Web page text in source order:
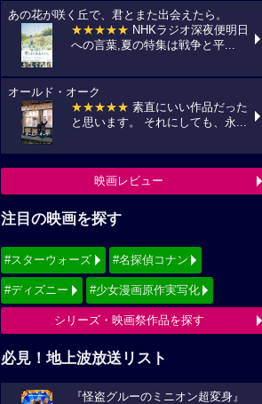
あの花が咲く丘で、君とまた出会えたら。
★★★★★ NHKラジオ深夜便明日
への言葉,夏の特集は戦争と平...
オールド・オーク
★★★★★ 素直にいい作品だった
と思います。 それにしても、永...
映画レビュー
注目の映画を探す
#スターウォーズ #名探偵コナン
#ディズニー #少女漫画原作実写化
シリーズ・映画祭作品を探す
必見！地上波放送リスト
『怪盗グルーのミニオン超変身』